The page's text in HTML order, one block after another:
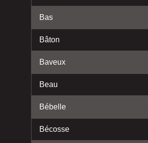
Bas
Bâton
Baveux
Beau
Bébelle
Bécosse